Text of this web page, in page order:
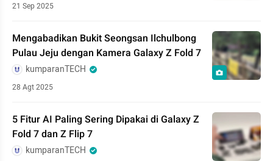
21 Sep 2025
Mengabadikan Bukit Seongsan Ilchulbong
Pulau Jeju dengan Kamera Galaxy Z Fold 7
kumparanTECH
28 Agt 2025
5 Fitur AI Paling Sering Dipakai di Galaxy Z
Fold 7 dan Z Flip 7
kumparanTECH